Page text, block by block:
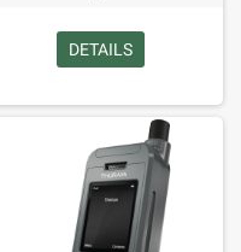
DETAILS